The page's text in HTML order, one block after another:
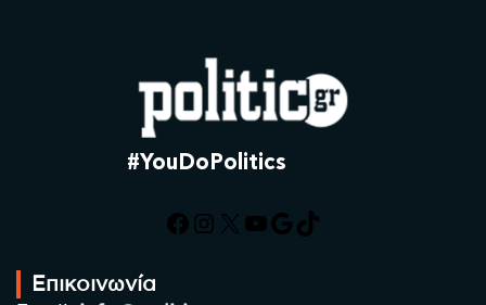
#YouDoPolitics
Facebook
Instagram
X YouTube
Google
TikTok
Επικοινωνία